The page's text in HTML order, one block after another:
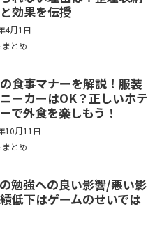
効果を伝授
4月1日
とめ
食事マナーを解説！服装
ーカーはOK？正しいホテ
で外食を楽しもう！
10月11日
とめ
勉強への良い影響/悪い影
低下はゲームのせいでは